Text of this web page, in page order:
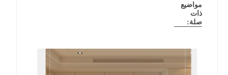
مواضيع
ذات
صلة: